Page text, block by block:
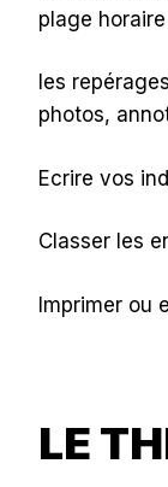
plage
les
photos,
Ecrire vos
Classer les
Imprimer ou
LE